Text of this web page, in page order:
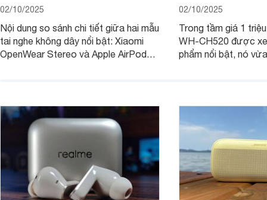
02/10/2025
Nội dung so sánh chi tiết giữa hai mẫu
tai nghe không dây nổi bật: Xiaomi
OpenWear Stereo và Apple AirPods 4
phẩm chất lượng cao, nhưng hướng
tới đối tượng khách hàng khác nhau.
02/10/2025
Trong tầm giá 1
WH-CH520 được
phẩm nổi bật, nó